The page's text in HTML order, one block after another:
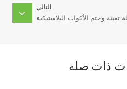
التالي
وختم الأكواب البلاستيكية
ذات صله